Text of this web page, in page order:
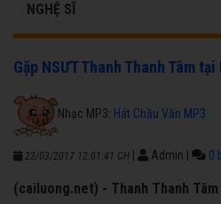
NGHỆ SĨ
Gặp NSƯT Thanh Thanh Tâm tại
Nhạc MP3: Hát Chầu Văn MP3
23/03/2017 12:01:41 CH Admin 0
(cailuong.net) - Thanh Thanh